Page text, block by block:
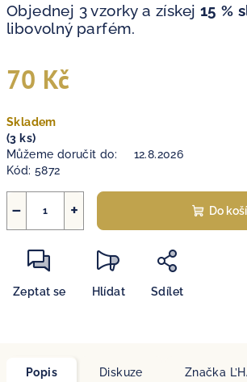
Objednej 3 vzorky a získej 15 %
libovolný parfém.
70 Kč
cena:
Skladem
(3 ks)
Můžeme doručit do:
12.8.2026
Kód: 5872
+
− Do
Zeptat se Hlídat Sdílet
Popis Diskuze Značka